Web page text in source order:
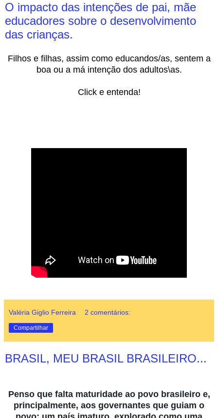
O impacto das intenções de pai, mãe
educadores sobre o desenvolvimento
das crianças.
Filhos e filhas, assim como educandos/as, sentem a
boa ou a má intenção dos adultos\as.
Click e entenda!
Valéria Giglio Ferreira 2 comentários:
Compartilhar
BRASIL, MEU BRASIL BRASILEIRO...
Penso que falta maturidade ao povo brasileiro e,
principalmente, aos governantes que guiam o